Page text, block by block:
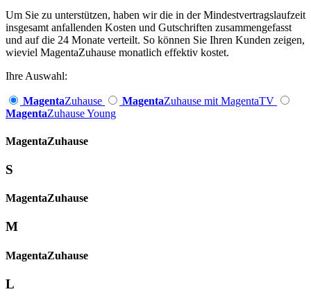
Um Sie zu unterstützen, haben wir die in der Mindestvertragslaufzeit
insgesamt anfallenden Kosten und Gutschriften zusammengefasst
und auf die 24 Monate verteilt. So können Sie Ihren Kunden zeigen,
wieviel MagentaZuhause monatlich effektiv kostet.
Ihre Auswahl:
MagentaZuhause MagentaZuhause mit MagentaTV
MagentaZuhause Young
Magenta­Zuhause
S
Magenta­Zuhause
M
Magenta­Zuhause
L